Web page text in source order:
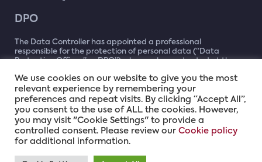
DPO
The Data Controller has appointed a professional
responsible for the protection of personal data (“Data
Protection Officer” or DPO”) who can be contacted at the
Protection Officer (DPO) c/o Namex – Via dei Tizii, 2C –
00185 – Rome
© 2024 NAMEX | VAT IT06698441000 |
We use cookies on our website to give you the most
relevant experience by remembering your
preferences and repeat visits. By clicking “Accept All”,
you consent to the use of ALL the cookies. However,
you may visit "Cookie Settings" to provide a
controlled consent. Please review our Cookie policy
for additional information.